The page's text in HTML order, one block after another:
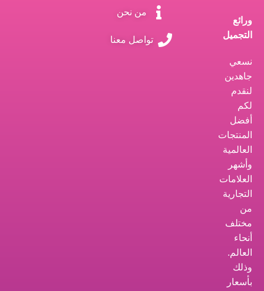
ورائع
التجميل
نسعي
جاهدين
لنقدم
لكم
أفضل
المنتجات
العالمية
وأشهر
العلامات
التجارية
من
مختلف
أنحاء
العالم.
وذلك
بأسعار
من نحن
تواصل معنا